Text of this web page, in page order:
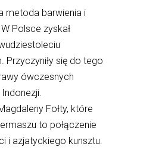
metoda barwienia i
Polsce zyskał
Przyczyniły się do tego
ówczesnych
Fołty, które
to połączenie
i azjatyckiego kunsztu.